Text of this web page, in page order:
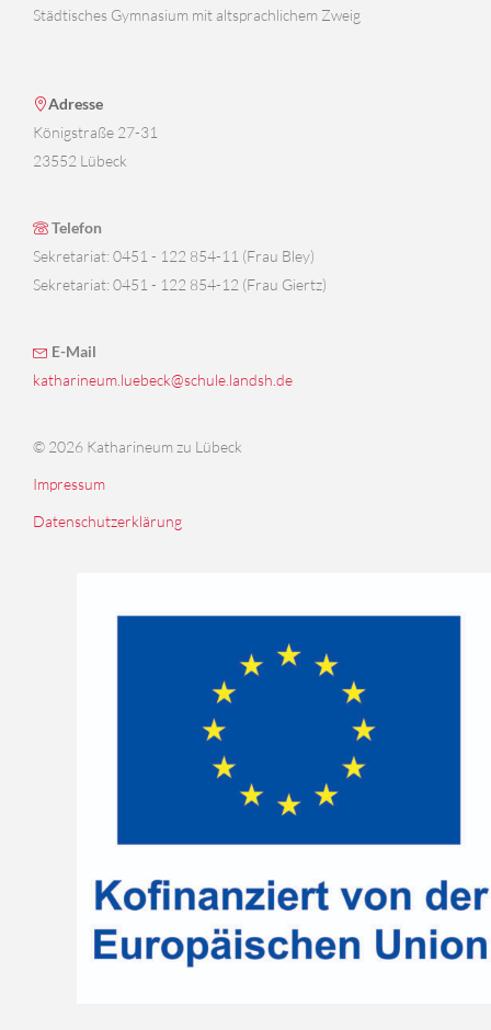
Städtisches Gymnasium mit altsprachlichem Zweig
Adresse
Königstraße 27-31
23552 Lübeck
Telefon
Sekretariat: 0451 - 122 854-11 (Frau Bley)
Sekretariat: 0451 - 122 854-12 (Frau Giertz)
E-Mail
katharineum.luebeck@schule.landsh.de
© 2026 Katharineum zu Lübeck
Impressum
Datenschutzerklärung